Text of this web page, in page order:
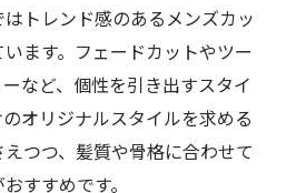
トレンド感のあるメンズカッ
ます。フェードカットやツー
など、個性を引き出すスタイ
オリジナルスタイルを求める
つつ、髪質や骨格に合わせて
すすめです。